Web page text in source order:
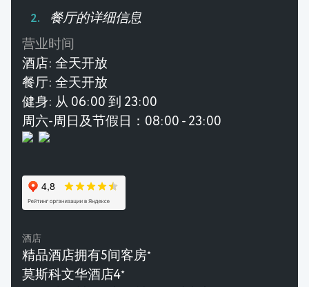
餐厅的详细信息
营业时间
酒店: 全天开放
餐厅: 全天开放
健身: 从 06:00 到 23:00
周六-周日及节假日：08:00 - 23:00
酒店
精品酒店拥有5间客房★
莫斯科文华酒店4★